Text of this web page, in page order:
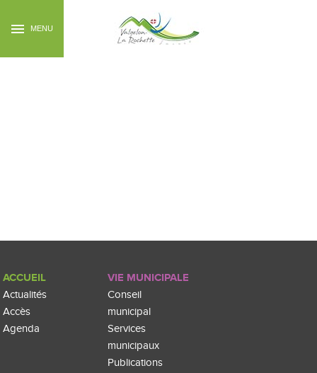
MENU
ACCUEIL
Actualités
Accès
Agenda
VIE MUNICIPALE
Conseil
municipal
Services
municipaux
Publications